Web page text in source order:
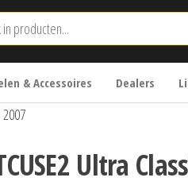
& Accessoires Dealers
2007
Ultra